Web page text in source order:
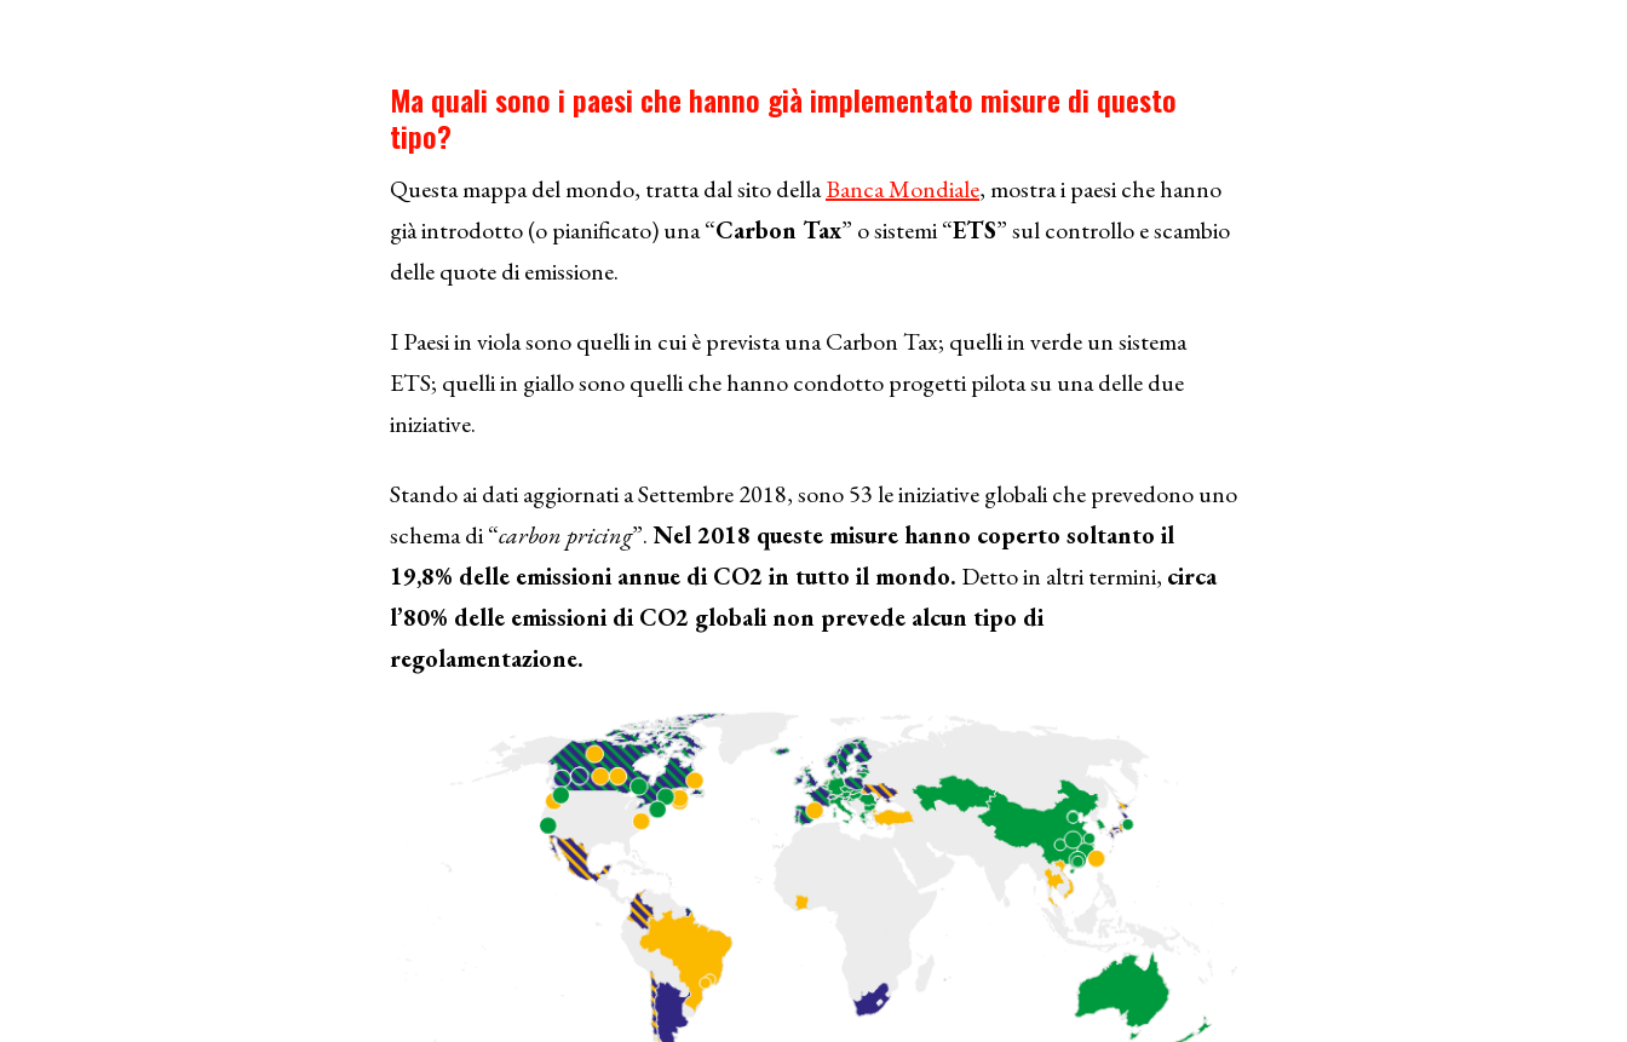
Ma quali sono i paesi che hanno già implementato misure di questo
tipo?
Questa mappa del mondo, tratta dal sito dellaBanca Mondiale, mostra i paesi che hanno
già introdotto (o pianificato) una “Carbon Tax” o sistemi “ETS” sul controllo e scambio
delle quote di emissione.
I Paesi in viola sono quelli in cui è prevista una Carbon Tax; quelli in verde un sistema
ETS; quelli in giallo sono quelli che hanno condotto progetti pilota su una delle due
iniziative.
Stando ai dati aggiornati a Settembre 2018, sono 53 le iniziative globali che prevedono uno
schema di “carbon pricing”.Nel 2018 queste misure hanno coperto soltanto il
19,8% delle emissioni annue di CO2 in tutto il mondo. Detto in altri termini, circa
l’80% delle emissioni di CO2 globali non prevede alcun tipo di
regolamentazione.